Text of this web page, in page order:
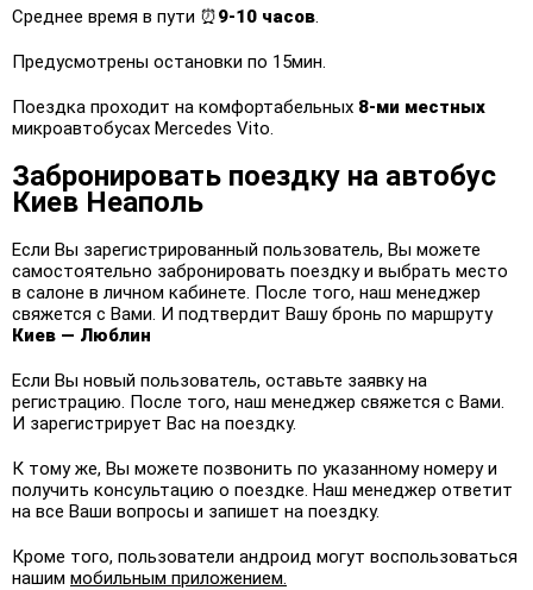
Среднее время в пути ⏰9-10 часов.
Предусмотрены остановки по 15мин.
Поездка проходит на комфортабельных 8-ми местных
микроавтобусах Mercedes Vito.
Забронировать поездку на автобус
Киев Неаполь
Если Вы зарегистрированный пользователь, Вы можете
самостоятельно забронировать поездку и выбрать место
в салоне в личном кабинете. После того, наш менеджер
свяжется с Вами. И подтвердит Вашу бронь по маршруту
Киев — Люблин
Если Вы новый пользователь, оставьте заявку на
регистрацию. После того, наш менеджер свяжется с Вами.
И зарегистрирует Вас на поездку.
К тому же, Вы можете позвонить по указанному номеру и
получить консультацию о поездке. Наш менеджер ответит
на все Ваши вопросы и запишет на поездку.
Кроме того, пользователи андроид могут воспользоваться
нашим мобильным приложением.